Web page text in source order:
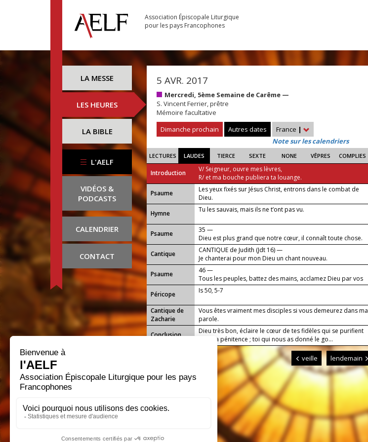
Association Épiscopale Liturgique
pour les pays Francophones
LA MESSE
LES HEURES
LA BIBLE
L'AELF
VIDÉOS &
PODCASTS
CALENDRIER
CONTACT
5 AVR. 2017
Mercredi, 5ème Semaine de Carême —
S. Vincent Ferrier, prêtre
Mémoire facultative
Dimanche prochain
Autres dates France |
Note sur les calendriers
LECTURES LAUDES TIERCE SEXTE NONE VÊPRES COMPLIES
Introduction
V/ Seigneur, ouvre mes lèvres,
R/ et ma bouche publiera ta louange.
Psaume
Les yeux fixés sur Jésus Christ, entrons dans le combat de
Dieu.
Hymne
Tu les sauvais, mais ils ne t’ont pas vu.
Psaume
35 —
Dieu est plus grand que notre cœur, il connaît toute chose.
Cantique
CANTIQUE de Judith (Jdt 16) —
Je chanterai pour mon Dieu un chant nouveau.
Psaume
46 —
Tous les peuples, battez des mains, acclamez Dieu par vos
cris de joie !
Péricope
Is 50, 5-7
Cantique de
Zacharie
Vous êtes vraiment mes disciples si vous demeurez dans ma
parole.
Conclusion
Dieu très bon, éclaire le cœur de tes fidèles qui se purifient
dans la pénitence ; toi qui nous as donné le go...
veille lendemain